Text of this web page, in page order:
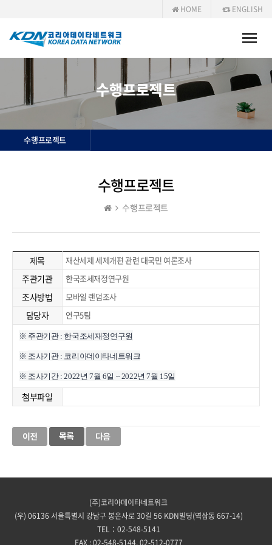
HOME ENGLISH
Toggle
수행프로젝트
수행프로젝트
수행프로젝트
수행프로젝트
제목 재산세제 세제개편 관련 대국민 여론조사
주관기관 한국조세재정연구원
조사방법 모바일 랜덤조사
담당자 연구5팀
※ 주관기관 : 한국조세재정연구원
※ 조사기관 : 코리아데이타네트워크
※ 조사기간 : 2022년 7월 6일 ~ 2022년 7월 15일
첨부파일
(주)코리아데이타네트워크
(우) 06136 서울특별시 강남구 봉은사로 30길 56 KDN빌딩(역삼동 667-14)
TEL：02-548-5141
FAX : 02-548-5144, 02-512-0777